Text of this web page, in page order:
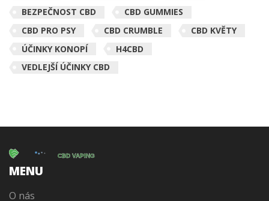
BEZPEČNOST CBD
CBD GUMMIES
CBD PRO PSY
CBD CRUMBLE
CBD KVĚTY
ÚČINKY KONOPÍ
H4CBD
VEDLEJŠÍ ÚČINKY CBD
MENU
O nás